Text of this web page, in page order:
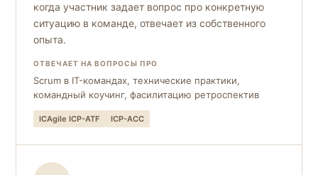
когда участник задает вопрос про конкретную
ситуацию в команде, отвечает из собственного
опыта.
ОТВЕЧАЕТ НА ВОПРОСЫ ПРО
Scrum в IT-командах, технические практики,
командный коучинг, фасилитацию ретроспектив
ICAgile ICP-ATF ICP-ACC